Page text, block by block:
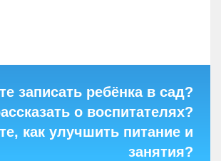
записать ребёнка в сад?
о воспитателях?
как улучшить питание и
занятия?